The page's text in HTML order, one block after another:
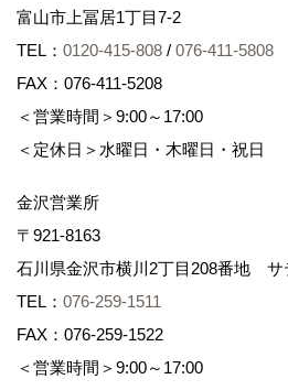
富山市上冨居1丁目7-2
TEL： 0120-415-808 / 076-411-5808
FAX：076-411-5208
＜営業時間＞9:00～17:00
＜定休日＞水曜日・木曜日・祝日
金沢営業所
〒921-8163
石川県金沢市横川2丁目208番地
TEL： 076-259-1511
FAX：076-259-1522
＜営業時間＞9:00～17:00